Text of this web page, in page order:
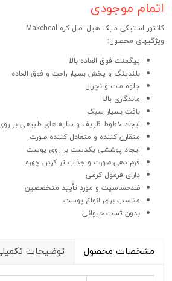
اتمام موجودی
کانتور استیکی میک هیل اصل کره Makeheal
ویژگیهای محصول:
پیگمنت فوق العاده بالا
بلندینگ و پخش بسیار راحت و فوق العاده
جلوه مات و نچرال
ماندگاری بالا
بافت بسیار سبک
ایجاد خطوط ظریف و سایه های طبیعی بر
متقارن کننده و متعادل کننده صورت
ایجاد پوششی یکدست بر روی پوست
فرم دهی صورت و جذاب تر کردن چهره
دارای فرمول کرمی
ضدحساسیت و مورد تأیید متخصصین
مناسب برای انواع پوست
بدون تست حیوانی
مشخصات محصول توضیحات